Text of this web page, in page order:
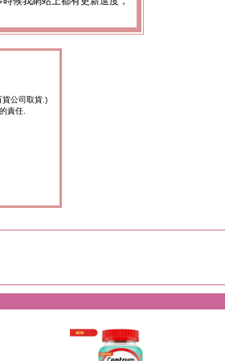
貨公司取貨.)
責任.